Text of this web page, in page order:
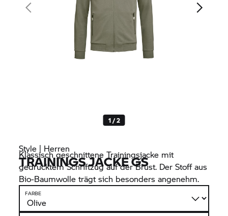
1 / 2
Style | Herren
TRAININGS JACKE GS
Klassisch geschnittene Trainingsjacke mit
gedrucktem Schriftzug auf der Brust. Der Stoff aus
Bio-Baumwolle trägt sich besonders angenehm.
FARBE